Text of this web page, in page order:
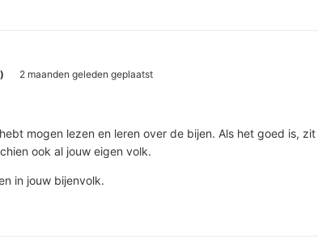
2 maanden geleden geplaatst
mogen lezen en leren over de bijen. Als het goed is,
ook al jouw eigen volk.
in jouw bijenvolk.